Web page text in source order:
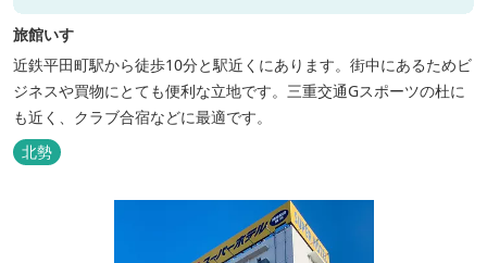
旅館いすゞ
近鉄平田町駅から徒歩10分と駅近くにあります。街中にあるためビ
ジネスや買物にとても便利な立地です。三重交通Gスポーツの杜に
も近く、クラブ合宿などに最適です。
北勢